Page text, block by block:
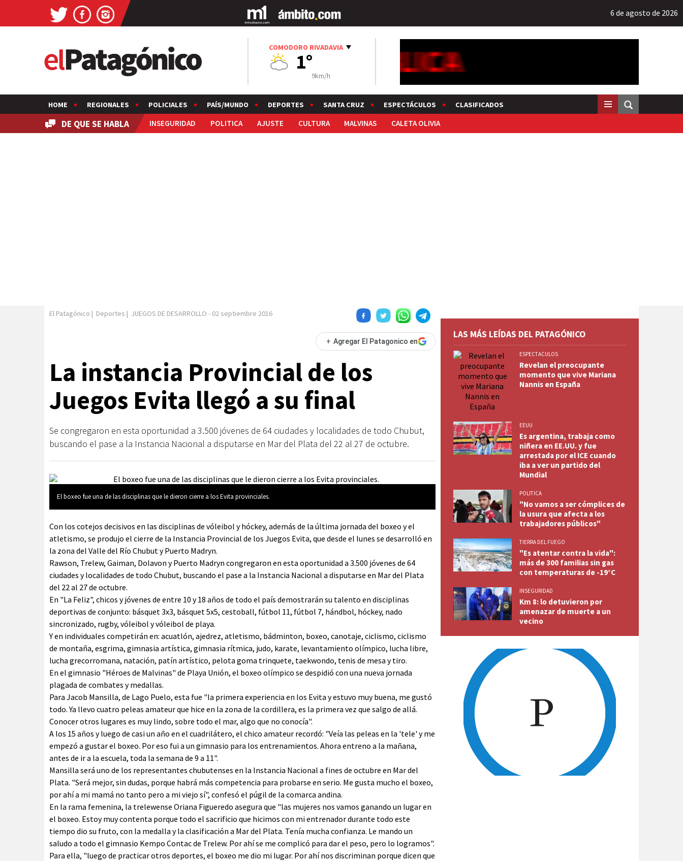
6 de agosto de 2026
COMODORO RIVADAVIA
1°
9km/h
HOME REGIONALES POLICIALES PAÍS/MUNDO DEPORTES SANTA CRUZ ESPECTÁCULOS CLASIFICADOS
DE QUE SE HABLA INSEGURIDAD POLITICA AJUSTE CULTURA MALVINAS CALETA OLIVIA
El Patagónico | Deportes | JUEGOS DE DESARROLLO - 02 septiembre 2016
+ Agregar El Patagonico en
La instancia Provincial de los
Juegos Evita llegó a su final
Se congregaron en esta oportunidad a 3.500 jóvenes de 64 ciudades y localidades de todo Chubut,
buscando el pase a la Instancia Nacional a disputarse en Mar del Plata del 22 al 27 de octubre.
El boxeo fue una de las disciplinas que le dieron cierre a los Evita provinciales.
Con los cotejos decisivos en las disciplinas de vóleibol y hóckey, además de la última jornada del boxeo y el
atletismo, se produjo el cierre de la Instancia Provincial de los Juegos Evita, que desde el lunes se desarrolló en
la zona del Valle del Río Chubut y Puerto Madryn.
Rawson, Trelew, Gaiman, Dolavon y Puerto Madryn congregaron en esta oportunidad a 3.500 jóvenes de 64
ciudades y localidades de todo Chubut, buscando el pase a la Instancia Nacional a disputarse en Mar del Plata
del 22 al 27 de octubre.
En "La Feliz", chicos y jóvenes de entre 10 y 18 años de todo el país demostrarán su talento en disciplinas
deportivas de conjunto: básquet 3x3, básquet 5x5, cestoball, fútbol 11, fútbol 7, hándbol, hóckey, nado
sincronizado, rugby, vóleibol y vóleibol de playa.
Y en individuales competirán en: acuatlón, ajedrez, atletismo, bádminton, boxeo, canotaje, ciclismo, ciclismo
de montaña, esgrima, gimnasia artística, gimnasia rítmica, judo, karate, levantamiento olímpico, lucha libre,
lucha grecorromana, natación, patín artístico, pelota goma trinquete, taekwondo, tenis de mesa y tiro.
En el gimnasio "Héroes de Malvinas" de Playa Unión, el boxeo olímpico se despidió con una nueva jornada
plagada de combates y medallas.
Para Jacob Mansilla, de Lago Puelo, esta fue "la primera experiencia en los Evita y estuvo muy buena, me gustó
todo. Ya llevo cuatro peleas amateur que hice en la zona de la cordillera, es la primera vez que salgo de allá.
Conocer otros lugares es muy lindo, sobre todo el mar, algo que no conocía".
A los 15 años y luego de casi un año en el cuadrilátero, el chico amateur recordó: "Veía las peleas en la 'tele' y me
empezó a gustar el boxeo. Por eso fui a un gimnasio para los entrenamientos. Ahora entreno a la mañana,
antes de ir a la escuela, toda la semana de 9 a 11".
Mansilla será uno de los representantes chubutenses en la Instancia Nacional a fines de octubre en Mar del
Plata. "Será mejor, sin dudas, porque habrá más competencia para probarse en serio. Me gusta mucho el boxeo,
por ahí a mi mamá no tanto pero a mi viejo sí", confesó el púgil de la comarca andina.
En la rama femenina, la trelewense Oriana Figueredo asegura que "las mujeres nos vamos ganando un lugar en
el boxeo. Estoy muy contenta porque todo el sacrificio que hicimos con mi entrenador durante todo este
tiempo dio su fruto, con la medalla y la clasificación a Mar del Plata. Tenía mucha confianza. Le mando un
saludo a todo el gimnasio Kempo Contac de Trelew. Por ahí se me complicó para dar el peso, pero lo logramos".
Para ella, "luego de practicar otros deportes, el boxeo me dio mi lugar. Por ahí nos discriminan porque dicen que
LAS MÁS LEÍDAS DEL PATAGÓNICO
ESPECTACULOS
Revelan el preocupante
momento que vive Mariana
Nannis en España
EEUU
Es argentina, trabaja como
niñera en EE.UU. y fue
arrestada por el ICE cuando
iba a ver un partido del
Mundial
POLITICA
"No vamos a ser cómplices de
la usura que afecta a los
trabajadores públicos"
TIERRA DEL FUEGO
"Es atentar contra la vida":
más de 300 familias sin gas
con temperaturas de -19°C
INSEGURIDAD
Km 8: lo detuvieron por
amenazar de muerte a un
vecino